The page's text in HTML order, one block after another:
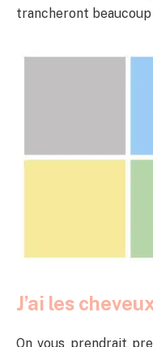
trancheront
J’ai les
On vous prendrait